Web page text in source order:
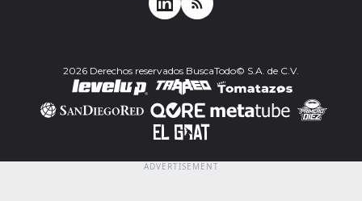
2026 Derechos reservados BuscaTodo© S.A. de C.V.